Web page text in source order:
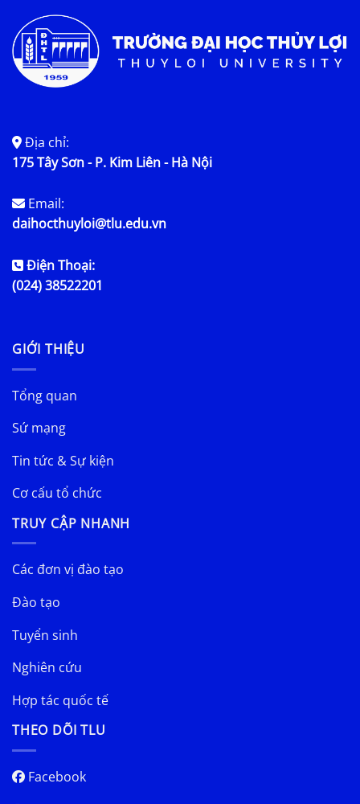
Địa chỉ:
175 Tây Sơn - P. Kim Liên - Hà Nội
Email:
daihocthuyloi@tlu.edu.vn
Điện Thoại:
(024) 38522201
GIỚI THIỆU
Tổng quan
Sứ mạng
Tin tức & Sự kiện
Cơ cấu tổ chức
TRUY CẬP NHANH
Các đơn vị đào tạo
Đào tạo
Tuyển sinh
Nghiên cứu
Hợp tác quốc tế
THEO DÕI TLU
Facebook